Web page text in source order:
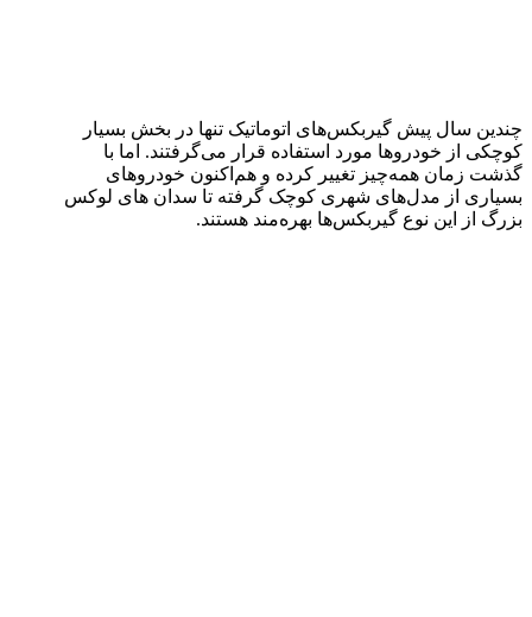
چندین سال پیش گیربکس‌های اتوماتیک تنها در بخش بسیار
کوچکی از خودروها مورد استفاده قرار می‌گرفتند. اما با
گذشت زمان همه‌چیز تغییر کرده و هم‌اکنون خودروهای
بسیاری از مدل‌های شهری کوچک گرفته تا سدان های لوکس
بزرگ از این نوع گیربکس‌ها بهره‌مند هستند.